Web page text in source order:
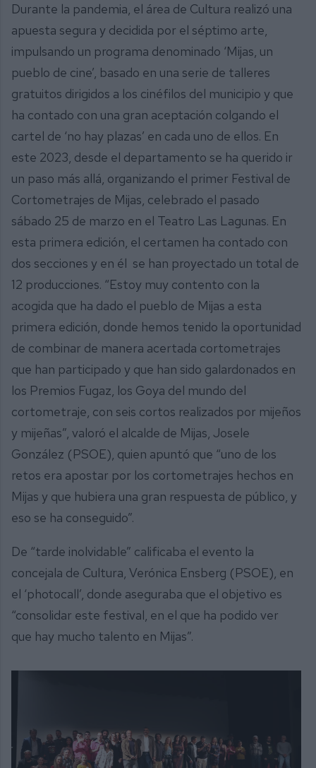
Durante la pandemia, el área de Cultura realizó una
apuesta segura y decidida por el séptimo arte,
impulsando un programa denominado ‘Mijas, un
pueblo de cine’, basado en una serie de talleres
gratuitos dirigidos a los cinéfilos del municipio y que
ha contado con una gran aceptación colgando el
cartel de ‘no hay plazas’ en cada uno de ellos. En
este 2023, desde el departamento se ha querido ir
un paso más allá, organizando el primer Festival de
Cortometrajes de Mijas, celebrado el pasado
sábado 25 de marzo en el Teatro Las Lagunas. En
esta primera edición, el certamen ha contado con
dos secciones y en él se han proyectado un total de
12 producciones. “Estoy muy contento con la
acogida que ha dado el pueblo de Mijas a esta
primera edición, donde hemos tenido la oportunidad
de combinar de manera acertada cortometrajes
que han participado y que han sido galardonados en
los Premios Fugaz, los Goya del mundo del
cortometraje, con seis cortos realizados por mijeños
y mijeñas”, valoró el alcalde de Mijas, Josele
González (PSOE), quien apuntó que “uno de los
retos era apostar por los cortometrajes hechos en
Mijas y que hubiera una gran respuesta de público, y
eso se ha conseguido”.
De “tarde inolvidable” calificaba el evento la
concejala de Cultura, Verónica Ensberg (PSOE), en
el ‘photocall’, donde aseguraba que el objetivo es
“consolidar este festival, en el que ha podido ver
que hay mucho talento en Mijas”.